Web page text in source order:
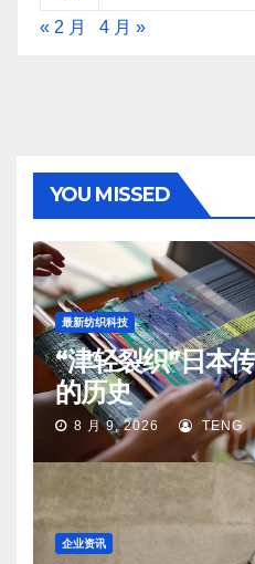
« 2 月 4 月 »
YOU MISSED
最新纺织科技
“津轻裂织”日本
的历史
8 月 9, 2026 TENG
企业资讯